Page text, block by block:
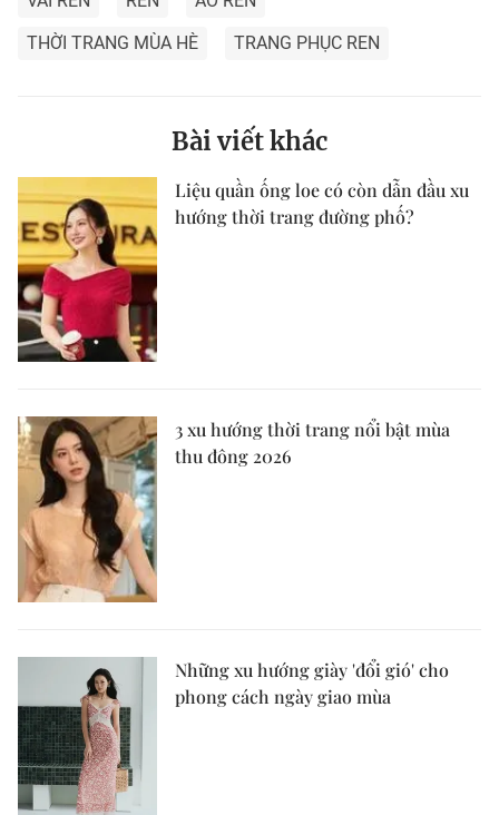
THỜI TRANG MÙA HÈ
TRANG PHỤC REN
Bài viết khác
Liệu quần ống loe có còn dẫn đầu xu
hướng thời trang đường phố?
3 xu hướng thời trang nổi bật mùa
thu đông 2026
Những xu hướng giày 'đổi gió' cho
phong cách ngày giao mùa